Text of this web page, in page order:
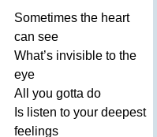
Sometimes the heart
can see
What’s invisible to the
eye
All
you gotta do
Is listen to your deepest
feelings